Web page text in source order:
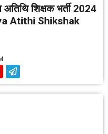
अतिथि शिक्षक भर्ती 2024
Atithi Shikshak